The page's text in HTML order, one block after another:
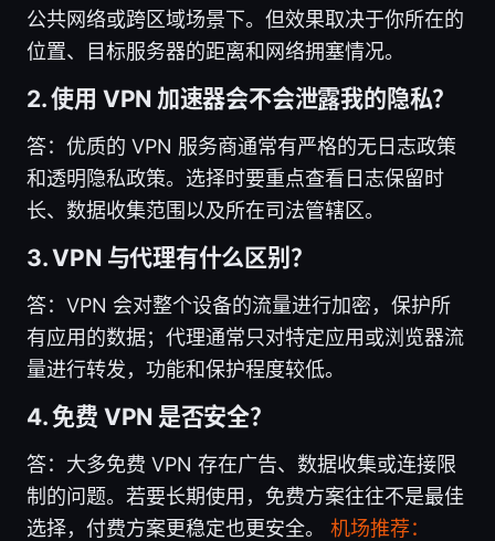
公共网络或跨区域场景下。但效果取决于你所在的
位置、目标服务器的距离和网络拥塞情况。
2. 使用 VPN 加速器会不会泄露我的隐私？
答：优质的 VPN 服务商通常有严格的无日志政策
和透明隐私政策。选择时要重点查看日志保留时
长、数据收集范围以及所在司法管辖区。
3. VPN 与代理有什么区别？
答：VPN 会对整个设备的流量进行加密，保护所
有应用的数据；代理通常只对特定应用或浏览器流
量进行转发，功能和保护程度较低。
4. 免费 VPN 是否安全？
答：大多免费 VPN 存在广告、数据收集或连接限
制的问题。若要长期使用，免费方案往往不是最佳
选择，付费方案更稳定也更安全。 机场推荐：